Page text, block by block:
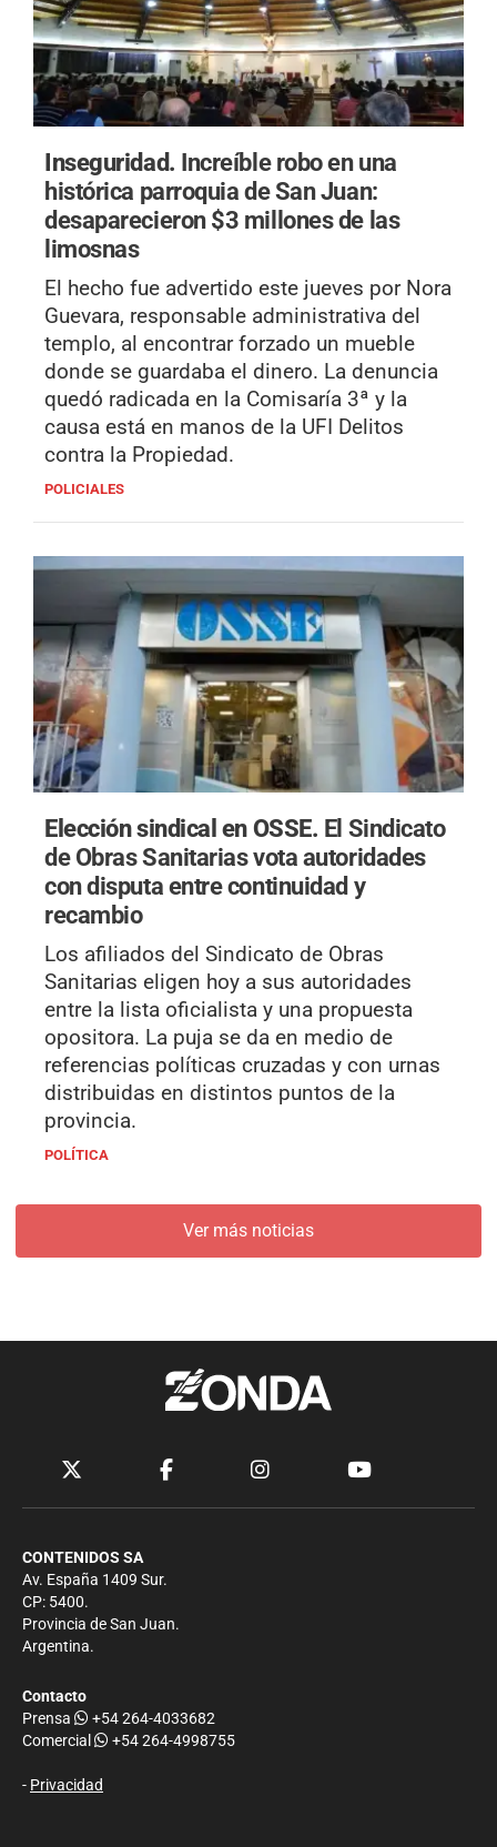
Inseguridad. Increíble robo en una
histórica parroquia de San Juan:
desaparecieron $3 millones de las
limosnas
El hecho fue advertido este jueves por Nora
Guevara, responsable administrativa del
templo, al encontrar forzado un mueble
donde se guardaba el dinero. La denuncia
quedó radicada en la Comisaría 3ª y la
causa está en manos de la UFI Delitos
contra la Propiedad.
POLICIALES
Elección sindical en OSSE. El Sindicato
de Obras Sanitarias vota autoridades
con disputa entre continuidad y
recambio
Los afiliados del Sindicato de Obras
Sanitarias eligen hoy a sus autoridades
entre la lista oficialista y una propuesta
opositora. La puja se da en medio de
referencias políticas cruzadas y con urnas
distribuidas en distintos puntos de la
provincia.
POLÍTICA
Ver más noticias
CONTENIDOS SA
Av. España 1409 Sur.
CP: 5400.
Provincia de San Juan.
Argentina.
Contacto
Prensa
+54 264-4033682
Comercial
+54 264-4998755
- Privacidad